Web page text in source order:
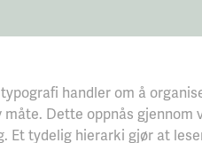
handler om å
måte. Dette oppnås gjennom
Et tydelig hierarki gjør at